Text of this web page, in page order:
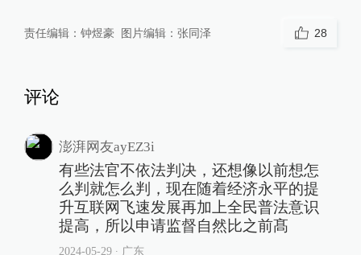
责任编辑： 钟煜豪 图片编辑： 张同泽 28
评论
澎湃网友ayEZ3i
有些法官不依法判决，还想像以前想怎
么判就怎么判，现在随着经济永平的提
升互联网飞速发展再加上全民普法意识
提高，所以申请监督自然比之前髙
2024-05-29∙ 广东